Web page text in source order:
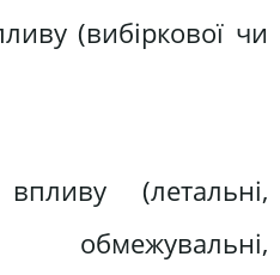
(вибіркової чи
(летальні,
обмежувальні,